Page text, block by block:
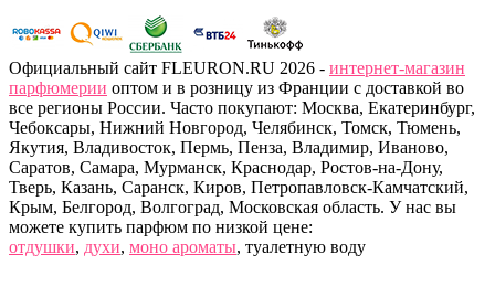
Официальный сайт FLEURON.RU 2026 - интернет-магазин
парфюмерии оптом и в розницу из Франции с доставкой во
все регионы России. Часто покупают: Москва, Екатеринбург,
Чебоксары, Нижний Новгород, Челябинск, Томск, Тюмень,
Якутия, Владивосток, Пермь, Пенза, Владимир, Иваново,
Саратов, Самара, Мурманск, Краснодар, Ростов-на-Дону,
Тверь, Казань, Саранск, Киров, Петропавловск-Камчатский,
Крым, Белгород, Волгоград, Московская область. У нас вы
можете купить парфюм по низкой цене:
отдушки, духи, моно ароматы, туалетную воду